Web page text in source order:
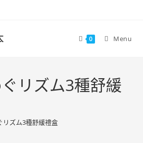
0 Menu
リズム3種舒緩
リズム3種舒緩禮盒